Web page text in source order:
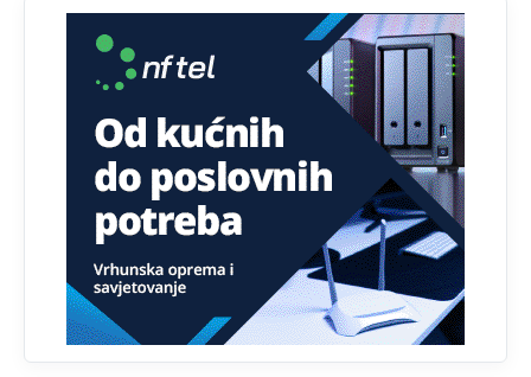
da brani? A imamo vojsku Kosova kojoj želimo svako
dobro i da se što bolje opreme
Анонимно2808202
i mi tebi želimo dug život i tešku bolest
Анонимно2808216 јуче 1:42
Akò se prevede...manji umro nego sto se rodio.
Анонимно2806721 јуче 2:27
Kuniocu ide q u guz...
Анонимно2808843 јуче 6:20